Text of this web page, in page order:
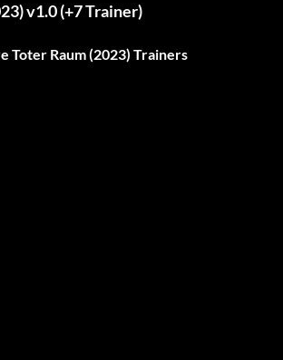
v1.0 (+7 Trainer)
Toter Raum (2023) Trainers